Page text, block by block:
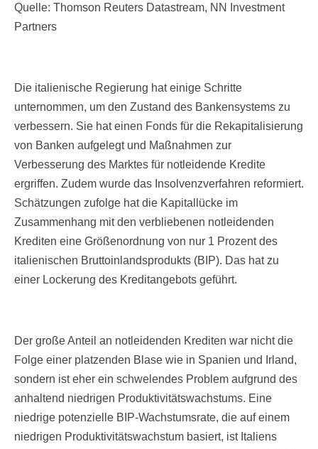
Quelle: Thomson Reuters Datastream, NN Investment
Partners
Die italienische Regierung hat einige Schritte
unternommen, um den Zustand des Bankensystems zu
verbessern. Sie hat einen Fonds für die Rekapitalisierung
von Banken aufgelegt und Maßnahmen zur
Verbesserung des Marktes für notleidende Kredite
ergriffen. Zudem wurde das Insolvenzverfahren reformiert.
Schätzungen zufolge hat die Kapitallücke im
Zusammenhang mit den verbliebenen notleidenden
Krediten eine Größenordnung von nur 1 Prozent des
italienischen Bruttoinlandsprodukts (BIP). Das hat zu
einer Lockerung des Kreditangebots geführt.
Der große Anteil an notleidenden Krediten war nicht die
Folge einer platzenden Blase wie in Spanien und Irland,
sondern ist eher ein schwelendes Problem aufgrund des
anhaltend niedrigen Produktivitätswachstums. Eine
niedrige potenzielle BIP-Wachstumsrate, die auf einem
niedrigen Produktivitätswachstum basiert, ist Italiens